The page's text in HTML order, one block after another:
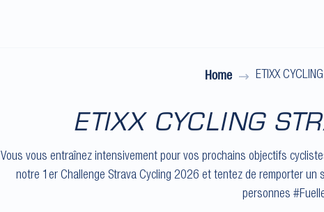
Home ETIXX
ETIXX CYCLING
Vous vous entraînez intensivement pour vos prochains objectifs
notre 1er Challenge Strava Cycling 2026 et tentez de remporter un
personnes